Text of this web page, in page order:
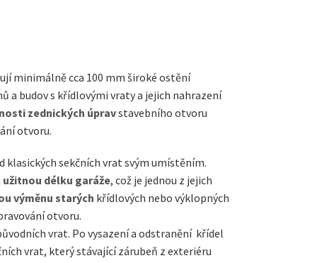
minimálně cca 100 mm široké ostění
a budov s křídlovými vraty a jejich nahrazení
zednických úpravstavebního otvoru
otvoru.
klasických sekčních vrat svým umístěním.
délku garáže, což je jednou z jejich
výměnu starých křídlových nebo výklopných
otvoru.
vrat. Po vysazení a odstranění křídel
vrat, který stávající zárubeň z exteriéru